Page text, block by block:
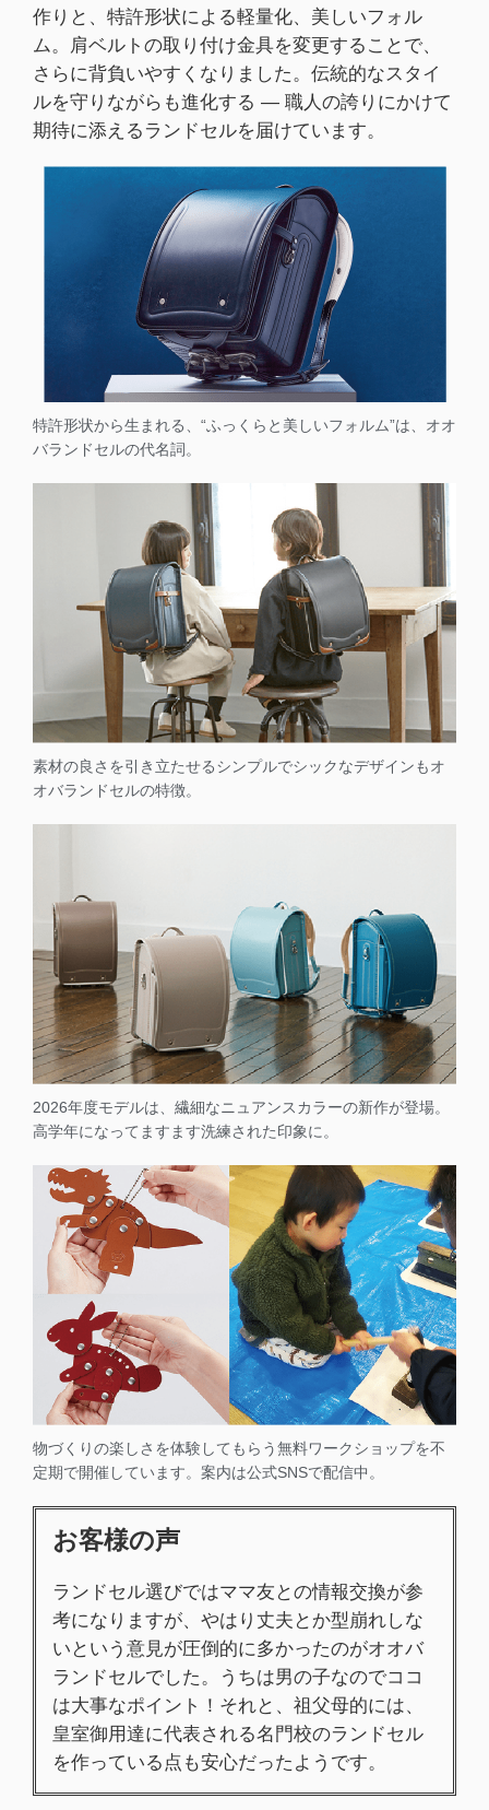
作りと、特許形状による軽量化、美しいフォル
ム。肩ベルトの取り付け金具を変更することで、
さらに背負いやすくなりました。伝統的なスタイ
ルを守りながらも進化する ― 職人の誇りにかけて
期待に添えるランドセルを届けています。
特許形状から生まれる、“ふっくらと美しいフォルム”は、オオ
バランドセルの代名詞。
素材の良さを引き立たせるシンプルでシックなデザインもオ
オバランドセルの特徴。
2026年度モデルは、繊細なニュアンスカラーの新作が登場。
高学年になってますます洗練された印象に。
物づくりの楽しさを体験してもらう無料ワークショップを不
定期で開催しています。案内は公式SNSで配信中。
お客様の声
ランドセル選びではママ友との情報交換が参
考になりますが、やはり丈夫とか型崩れしな
いという意見が圧倒的に多かったのがオオバ
ランドセルでした。うちは男の子なのでココ
は大事なポイント！それと、祖父母的には、
皇室御用達に代表される名門校のランドセル
を作っている点も安心だったようです。